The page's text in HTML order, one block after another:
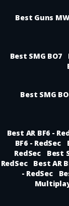
Best Guns
Best SMG BO7
Best SMG
Best AR BF6 -
BF6 - RedSec
RedSec
Best
RedSec
Best AR
- RedSec